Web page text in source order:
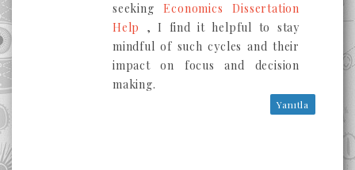
seekingEconomics Dissertation
Help
, I find it helpful to stay
mindful of such cycles and their
impact on focus and decision
making.
Yanıtla